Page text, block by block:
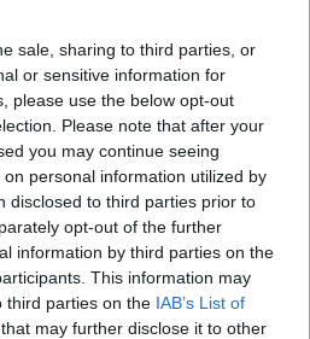
sale, sharing to third parties, or
or sensitive information for
please use the below opt-out
Please note that after your
you may continue seeing
personal information utilized by
disclosed to third parties prior to
opt-out of the further
information by third parties on the
This information may
third parties on the IAB’s List of
that may further disclose it to other
Sir Ντέμης
σκάκι, στο Νόμπελ
της AI της Google
δημοσίευσε μία παιδική
επέτειο θανάτου της
που τροφοδότησε τις
και Βοιωτία: «Από τα
των τελευταίων 50